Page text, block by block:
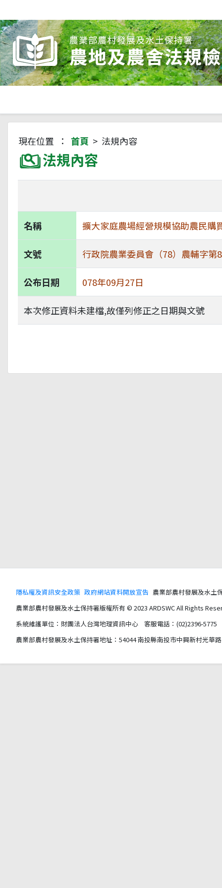
現在位置 ： 首頁 > 法規內容
法規內容
名稱 擴大家庭農場經營規模協助農民購
文號 行政院農業委員會（78）農輔字第
公布日期 078年09月27日
本次修正資料未建檔,故僅列修正之日期與文號
隱私權及資訊安全政策 政府網站資料開放宣告 農業部農村發展及水土
農業部農村發展及水土保持署版權所有 © 2023 ARDSWC All Rights
系統維護單位：財團法人台灣地理資訊中心 客服電話：(02)2396-
農業部農村發展及水土保持署地址：54044 南投縣南投市中興新村光華